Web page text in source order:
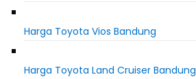
Harga Toyota Vios Bandung
Harga Toyota Land Cruiser Bandung